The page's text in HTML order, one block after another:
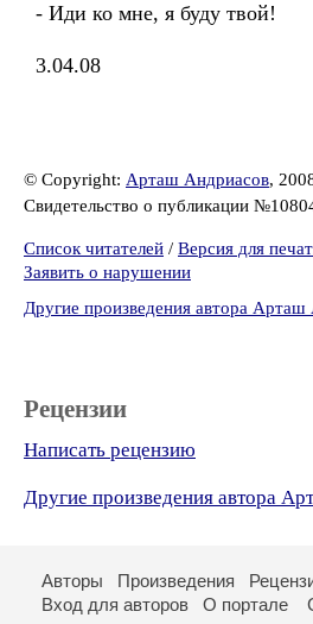
- Иди ко мне, я буду твой!
3.04.08
© Copyright: Арташ Андриасов,
Свидетельство о публикации
Список читателей / Версия для
Заявить о нарушении
Другие произведения автора Арташ
Рецензии
Написать рецензию
Другие произведения автора
Авторы Произведения
Вход для авторов
О портале